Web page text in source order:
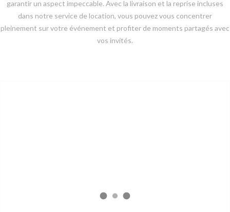
garantir un aspect impeccable. Avec la livraison et la reprise incluses
dans notre service de location, vous pouvez vous concentrer
pleinement sur votre événement et profiter de moments partagés avec
vos invités.